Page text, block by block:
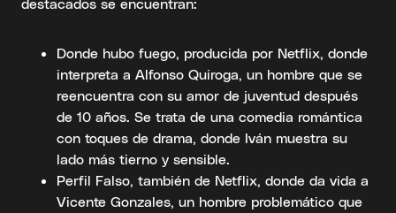
Donde hubo fuego, producida por Netflix, donde
interpreta a Alfonso Quiroga, un hombre que se
reencuentra con su amor de juventud después
de 10 años. Se trata de una comedia romántica
con toques de drama, donde Iván muestra su
lado más tierno y sensible.
Perfil Falso, también de Netflix, donde da vida a
Vicente Gonzales, un hombre problemático que